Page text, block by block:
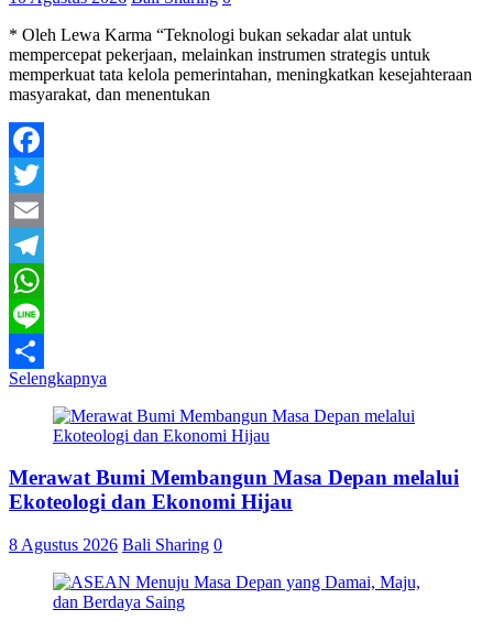
* Oleh Lewa Karma “Teknologi bukan sekadar alat untuk
mempercepat pekerjaan, melainkan instrumen strategis untuk
memperkuat tata kelola pemerintahan, meningkatkan kesejahteraan
masyarakat, dan menentukan
Facebook
Twitter
Email
Telegram
WhatsApp
Line
Share
Selengkapnya
Merawat Bumi Membangun Masa Depan melalui
Ekoteologi dan Ekonomi Hijau
8 Agustus 2026 Bali Sharing 0